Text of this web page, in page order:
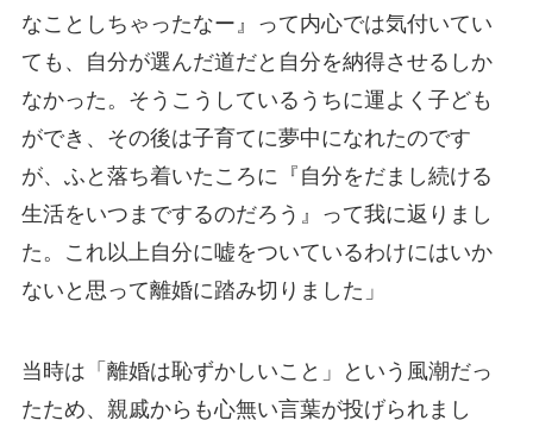
なことしちゃったなー』って内心では気付いてい
ても、自分が選んだ道だと自分を納得させるしか
なかった。そうこうしているうちに運よく子ども
ができ、その後は子育てに夢中になれたのです
が、ふと落ち着いたころに『自分をだまし続ける
生活をいつまでするのだろう』って我に返りまし
た。これ以上自分に嘘をついているわけにはいか
ないと思って離婚に踏み切りました」
当時は「離婚は恥ずかしいこと」という風潮だっ
たため、親戚からも心無い言葉が投げられまし